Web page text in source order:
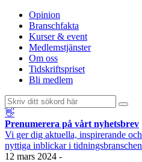
Opinion
Branschfakta
Kurser & event
Medlemstjänster
Om oss
Tidskriftspriset
Bli medlem
👋
Prenumerera på vårt nyhetsbrev
Vi ger dig aktuella, inspirerande och
nyttiga inblickar i tidningsbranschen
12 mars 2024 -